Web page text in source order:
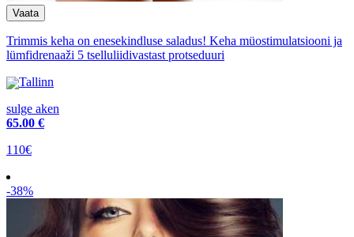
Trimmis keha on enesekindluse saladus! Keha müostimulatsiooni ja
lümfidrenaaži 5 tselluliidivastast protseduuri
Tallinn
sulge aken
65.00 €
110€
-38%